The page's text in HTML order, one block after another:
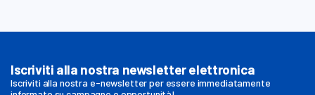
Iscriviti alla nostra newsletter elettronica
Iscriviti alla nostra e-newsletter per essere immediatamente